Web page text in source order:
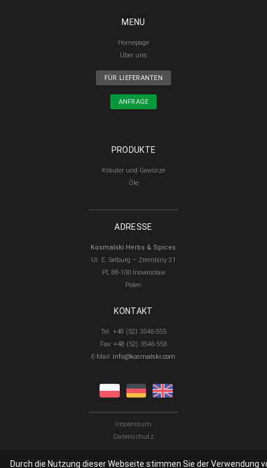
MENU
Homepage
Über uns
FÜR LIEFERANTEN
ANFRAGE
PRODUKTE
Kräuter und Gewürze
Öle
ADRESSE
Kosmalski Herbs & Spices
Ul. E. Selburg – Zrembiny 21
PL 88-100 Inowrocław
Polen
KONTAKT
Tel. +48 (52) 3546-555
Fax: +48 (52) 3546-556
E-Mail: info@kosmalski.com
Impressum
Datenschutz
Durch die Nutzung dieser Webseite stimmen Sie der Verwendung